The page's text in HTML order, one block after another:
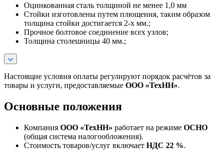
Оцинкованная сталь толщиной не менее 1,0 мм
Стойки изготовлены путем плющения, таким образом
толщина стойки достигается 2-х мм.;
Прочное болтовое соединение всех узлов;
Толщина столешницы 40 мм.;
Настоящие условия оплаты регулируют порядок расчётов за
товары и услуги, предоставляемые ООО «ТехНН».
Основные положения
Компания ООО «ТехНН» работает на режиме ОСНО
(общая система налогообложения).
Стоимость товаров/услуг включает НДС 22 %.